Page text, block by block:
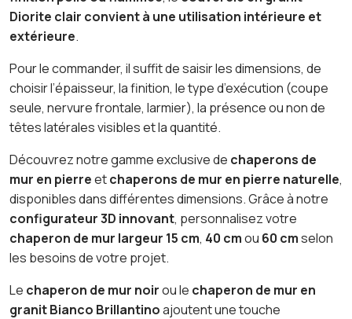
Diorite clair convient à une utilisation intérieure et
extérieure.
Pour le commander, il suffit de saisir les dimensions, de
choisir l’épaisseur, la finition, le type d’exécution (coupe
seule, nervure frontale, larmier), la présence ou non de
têtes latérales visibles et la quantité.
Découvrez notre gamme exclusive de chaperons de
mur en pierreetchaperons de mur en pierre naturelle,
disponibles dans différentes dimensions. Grâce à notre
configurateur 3D innovant, personnalisez votre
chaperon de mur largeur 15 cm, 40 cmou 60 cmselon
les besoins de votre projet.
Le chaperon de mur noirou le chaperon de mur en
granit Bianco Brillantinoajoutent une touche